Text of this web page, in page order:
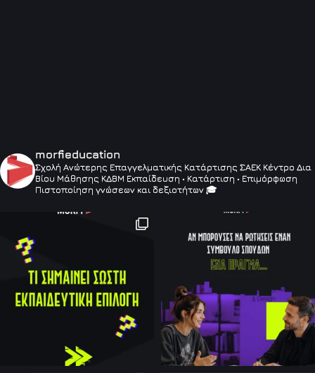
morfieducation
Σχολή Ανώτερης Επαγγελματικής Κατάρτισης ΣΑΕΚ Κέντρο Δια
Βίου Μάθησης ΚΔΒΜ Εκπαίδευση • Κατάρτιση • Επιμόρφωση
Πιστοποίηση γνώσεων και δεξιοτήτων 🎓